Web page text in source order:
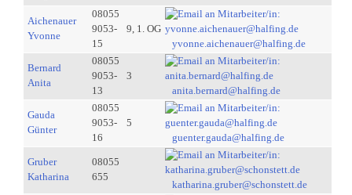
Aichenauer
Yvonne
08055
9053-
15
9, 1. OG
yvonne.aichenauer@halfing.de
Bernard
Anita
08055
9053-
13
3
anita.bernard@halfing.de
Gauda
Günter
08055
9053-
16
5
guenter.gauda@halfing.de
Gruber
Katharina
08055
655
katharina.gruber@schonstett.de